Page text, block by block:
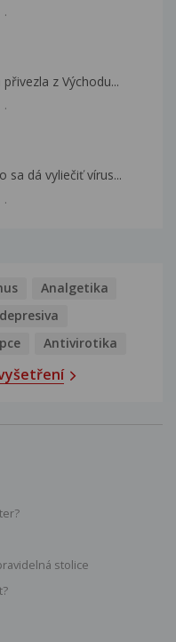
z Východu...
sa dá vyliečiť vírus...
Analgetika
Antivirotika
stolice